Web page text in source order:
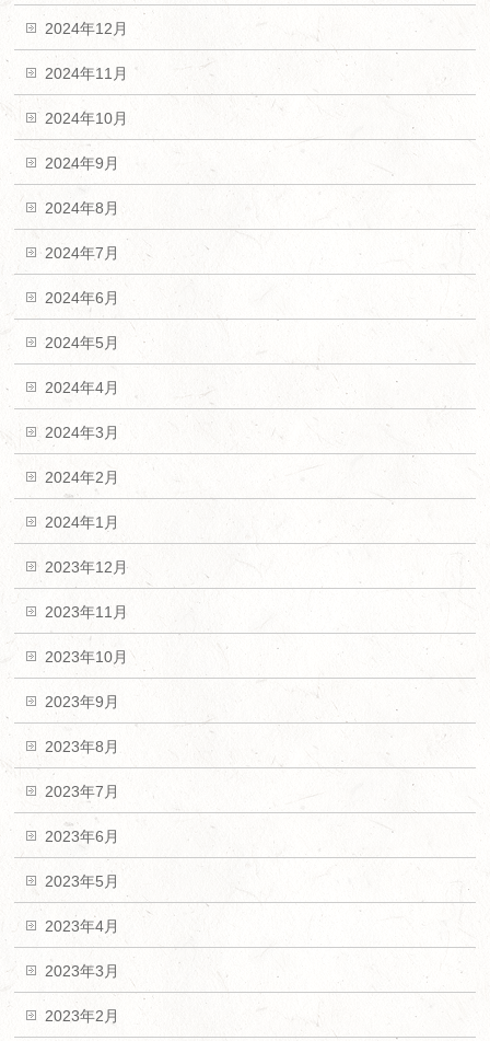
2024年12月
2024年11月
2024年10月
2024年9月
2024年8月
2024年7月
2024年6月
2024年5月
2024年4月
2024年3月
2024年2月
2024年1月
2023年12月
2023年11月
2023年10月
2023年9月
2023年8月
2023年7月
2023年6月
2023年5月
2023年4月
2023年3月
2023年2月